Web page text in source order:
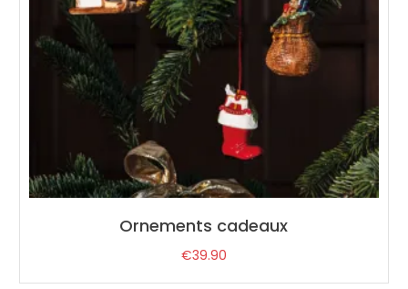
Ornements cadeaux
€39.90